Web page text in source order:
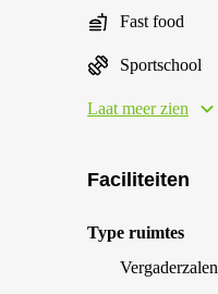
Fast food
Sportschool
Laat meer zien
Faciliteiten
Type ruimtes
Vergaderzalen